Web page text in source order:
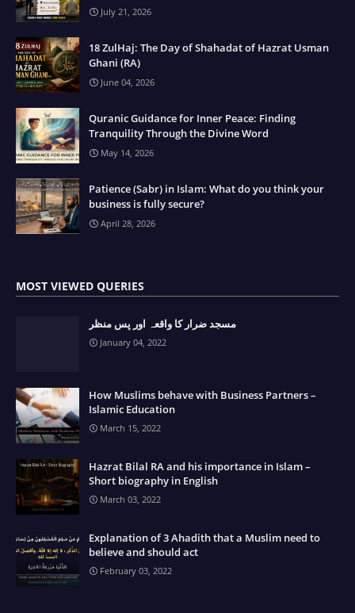
July 21, 2026
18 ZulHaj: The Day of Shahadat of Hazrat Usman
Ghani (RA)
June 04, 2026
Quranic Guidance for Inner Peace: Finding
Tranquility Through the Divine Word
May 14, 2026
Patience (Sabr) in Islam: What do you think your
business is fully secure?
April 28, 2026
MOST VIEWED QUERIES
مسجد ضرار کا واقعہ اور پس منظر
January 04, 2022
How Muslims behave with Business Partners –
Islamic Education
March 15, 2022
Hazrat Bilal RA and his importance in Islam –
Short biography in English
March 03, 2022
Explanation of 3 Ahadith that a Muslim need to
believe and should act
February 03, 2022